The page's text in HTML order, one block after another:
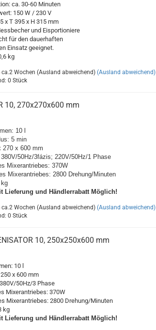
ca. 30-60 Minuten
150 W / 230 V
x T 395 x H 315 mm
und Eisportioniere
für den dauerhaften
Einsatz geeignet.
kg
ca.2 Wochen (Ausland abweichend) (Ausland abweichend)
0 Stück
10, 270x270x600 mm
10 l
5 min
270 x 600 mm
50Hz/3fázis; 220V/50Hz/1 Phase
Mixerantriebes: 370W
Mixerantriebes: 2800 Drehung/Minuten
Lieferung und Händlerrabatt Möglich!
ca.2 Wochen (Ausland abweichend) (Ausland abweichend)
0 Stück
10, 250x250x600 mm
10 l
x 600 mm
50Hz/3 Phase
Mixerantriebes: 370W
Mixerantriebes: 2800 Drehung/Minuten
kg
Lieferung und Händlerrabatt Möglich!